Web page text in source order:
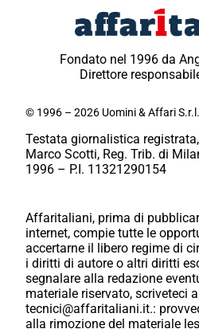
Fondato nel 1996 da
Direttore
© 1996 – 2026 Uomini & Affari
Testata giornalistica
Marco Scotti, Reg. Trib. di
1996 – P.I. 11321290154
Affaritaliani, prima di
internet, compie tutte le
accertarne il libero regime di
i diritti di autore o altri diritti
segnalare alla redazione
materiale riservato, scriveteci a
tecnici@affaritaliani.it.:
alla rimozione del materiale